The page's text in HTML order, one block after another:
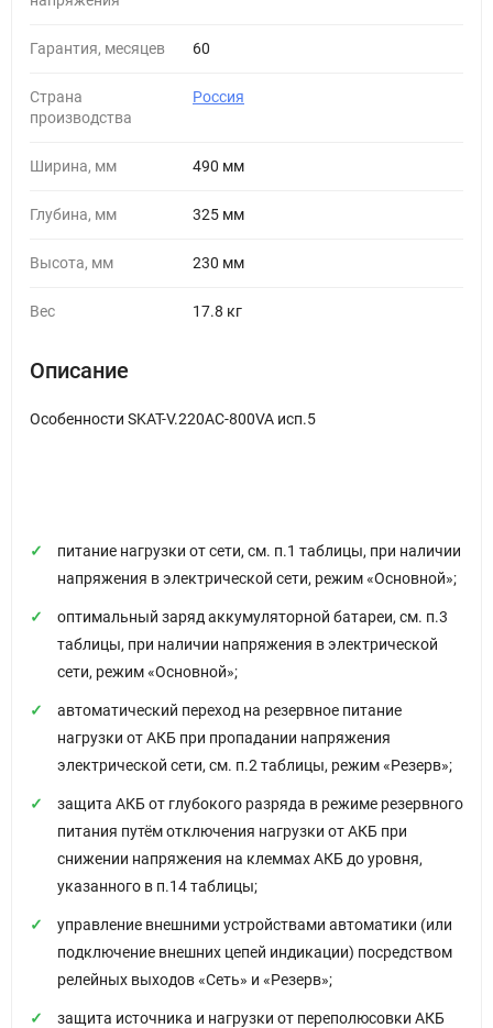
Гарантия, месяцев 60
Страна
производства
Россия
Ширина, мм 490 мм
Глубина, мм 325 мм
Высота, мм 230 мм
Вес 17.8 кг
Описание
Особенности SKAT-V.220AC-800VA исп.5
питание нагрузки от сети, см. п.1 таблицы, при наличии
напряжения в электрической сети, режим «Основной»;
оптимальный заряд аккумуляторной батареи, см. п.3
таблицы, при наличии напряжения в электрической
сети, режим «Основной»;
автоматический переход на резервное питание
нагрузки от АКБ при пропадании напряжения
электрической сети, см. п.2 таблицы, режим «Резерв»;
защита АКБ от глубокого разряда в режиме резервного
питания путём отключения нагрузки от АКБ при
снижении напряжения на клеммах АКБ до уровня,
указанного в п.14 таблицы;
управление внешними устройствами автоматики (или
подключение внешних цепей индикации) посредством
релейных выходов «Сеть» и «Резерв»;
защита источника и нагрузки от переполюсовки АКБ